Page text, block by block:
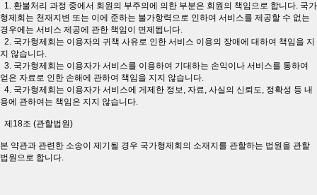
1. 환불처리 과정 중에서 회원의 부주의에 의한 부분은 회원의 책임으로 합니다. 국가
형제회는 천재지변 또는 이에 준하는 불가항력으로 인하여 서비스를 제공할 수 없는
경우에는 서비스 제공에 관한 책임이 면제됩니다.
2. 국가형제회는 이용자의 귀책 사유로 인한 서비스 이용의 장애에 대하여 책임을 지
지 않습니다.
3. 국가형제회는 이용자가 서비스를 이용하여 기대하는 손익이나 서비스를 통하여
얻은 자료로 인한 손해에 관하여 책임을 지지 않습니다.
4. 국가형제회는 이용자가 서비스에 게제한 정보, 자료, 사실의 신뢰도, 정확성 등 내
용에 관하여는 책임은 지지 않습니다.
제18조 (관할법원)
본 약관과 관련한 소송이 제기될 경우 국가형제회의 소재지를 관할하는 법원을 관할
법원으로 합니다.